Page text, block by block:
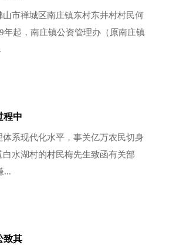
市禅城区南庄镇东村东井村村民何
起，南庄镇公资管理办（原南庄镇
程中
系现代化水平，事关亿万农民切身
水湖村的村民梅先生致函有关部
...
致其